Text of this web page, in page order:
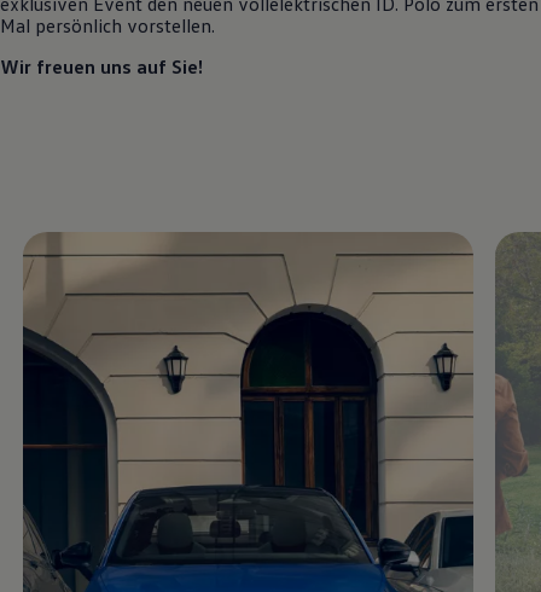
Motorenöl und Flüssigkeiten
Räder und Reifen
Pannen- und Unfallhilfe
Individualisieren
Wallbox und Ladekabel
Dienste für Ihr Modell finden
Volkswagen Apps, Login und Shop
Handy und Fahrzeug verbinden
Updates für Software, Karten und Radio
Über Ihr Auto
Vorgängermodelle
Volkswagen Kundenbetreuung
Assistenzsysteme
Digitale Betriebsanleitung
Live Beratung
Magazin
Mal persönlich vorstellen.
Wir freuen uns auf Sie!